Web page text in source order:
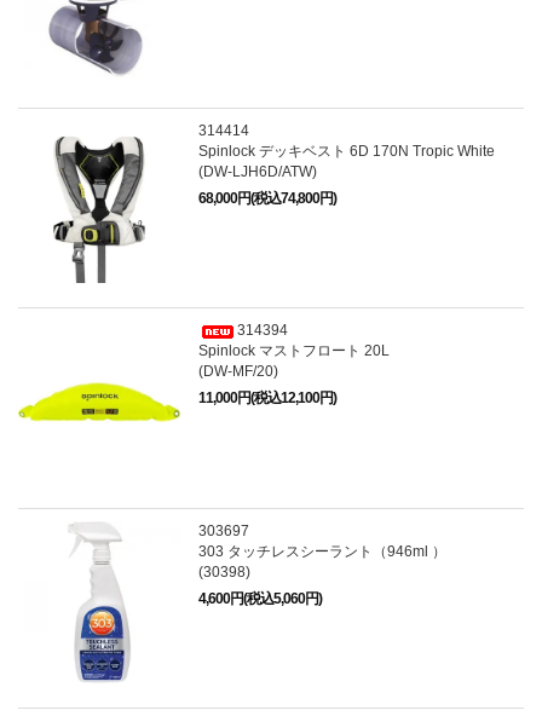
314414
Spinlock デッキベスト 6D 170N Tropic White
(DW-LJH6D/ATW)
68,000円(税込74,800円)
314394
Spinlock マストフロート 20L
(DW-MF/20)
11,000円(税込12,100円)
303697
303 タッチレスシーラント（946ml ）
(30398)
4,600円(税込5,060円)